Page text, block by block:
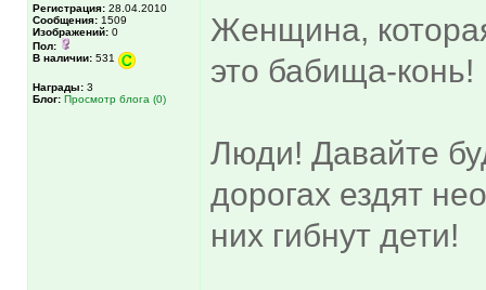
Регистрация: 28.04.2010
Сообщения: 1509
Изображений: 0
Пол:
В наличии: 531
Награды: 3
Блог: Просмотр блога (0)
Женщина,
это бабища-конь!
Люди! Давайте
дорогах ездят
них гибнут дети!